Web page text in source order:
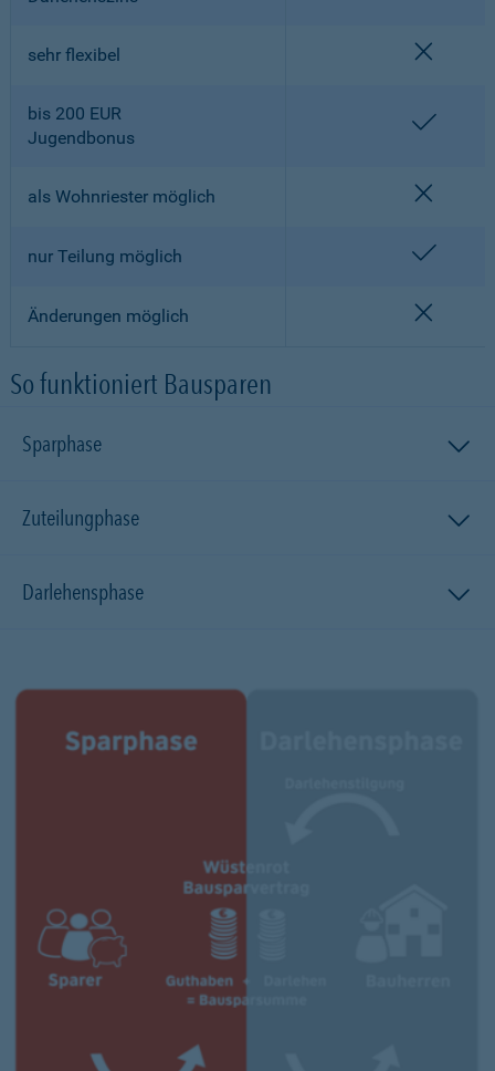
sehr flexibel
bis 200 EUR
Jugendbonus
als Wohnriester möglich
nur Teilung möglich
Änderungen möglich
So funktioniert Bausparen
Sparphase
Zuteilungphase
Darlehensphase